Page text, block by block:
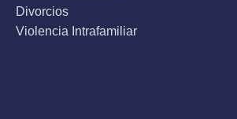
Divorcios
Violencia Intrafamiliar